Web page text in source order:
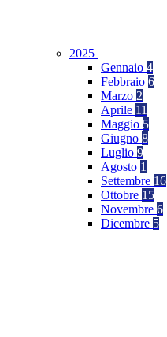
2025
Gennaio 4
Febbraio 6
Marzo 2
Aprile 11
Maggio 5
Giugno 8
Luglio 9
Agosto 1
Settembre 16
Ottobre 15
Novembre 6
Dicembre 5